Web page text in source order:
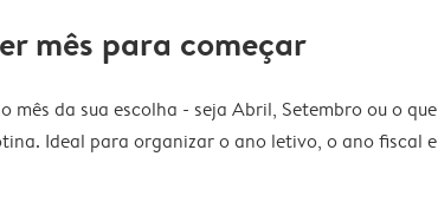
mês para começar
mês da sua escolha - seja Abril, Setembro ou o que
Ideal para organizar o ano letivo, o ano fiscal e